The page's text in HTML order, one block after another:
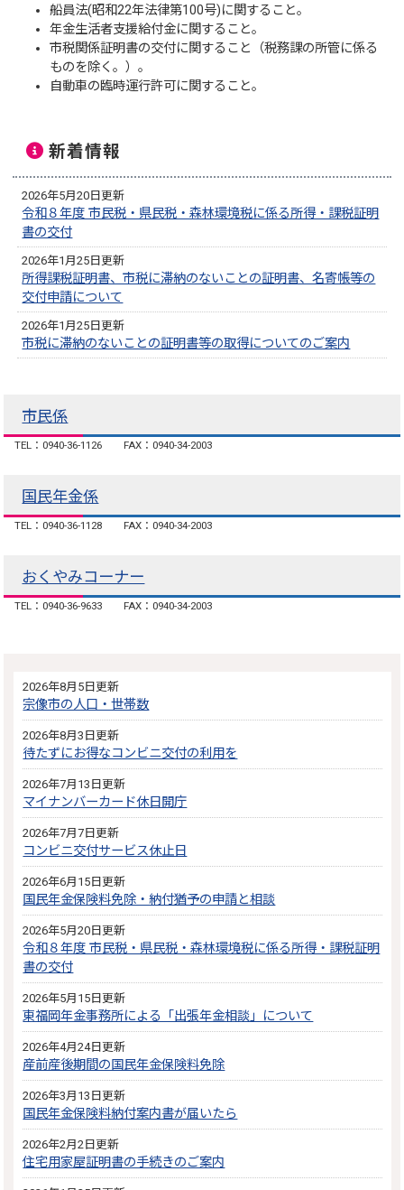
船員法(昭和22年法律第100号)に関すること。
年金生活者支援給付金に関すること。
市税関係証明書の交付に関すること（税務課の所管に係る
ものを除く。）。
自動車の臨時運行許可に関すること。
新着情報
2026年5月20日更新
令和８年度 市民税・県民税・森林環境税に係る所得・課税証明
書の交付
2026年1月25日更新
所得課税証明書、市税に滞納のないことの証明書、名寄帳等の
交付申請について
2026年1月25日更新
市税に滞納のないことの証明書等の取得についてのご案内
市民係
TEL：0940-36-1126 FAX：0940-34-2003
国民年金係
TEL：0940-36-1128 FAX：0940-34-2003
おくやみコーナー
TEL：0940-36-9633 FAX：0940-34-2003
2026年8月5日更新
宗像市の人口・世帯数
2026年8月3日更新
待たずにお得なコンビニ交付の利用を
2026年7月13日更新
マイナンバーカード休日開庁
2026年7月7日更新
コンビニ交付サービス休止日
2026年6月15日更新
国民年金保険料免除・納付猶予の申請と相談
2026年5月20日更新
令和８年度 市民税・県民税・森林環境税に係る所得・課税証明
書の交付
2026年5月15日更新
東福岡年金事務所による「出張年金相談」について
2026年4月24日更新
産前産後期間の国民年金保険料免除
2026年3月13日更新
国民年金保険料納付案内書が届いたら
2026年2月2日更新
住宅用家屋証明書の手続きのご案内